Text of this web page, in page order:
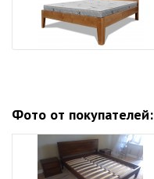
Фото от покупателей: